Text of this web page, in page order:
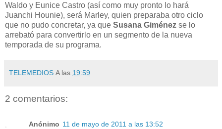
Waldo y Eunice Castro (así como muy pronto lo hará
Juanchi Hounie), será Marley, quien preparaba otro ciclo
que no pudo concretar, ya que Susana Giménez se lo
arrebató para convertirlo en un segmento de la nueva
temporada de su programa.
TELEMEDIOS A las 19:59
2 comentarios:
Anónimo 11 de mayo de 2011 a las 13:52